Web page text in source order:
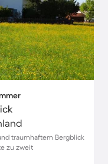
traumhaftem Bergblick
zu zweit